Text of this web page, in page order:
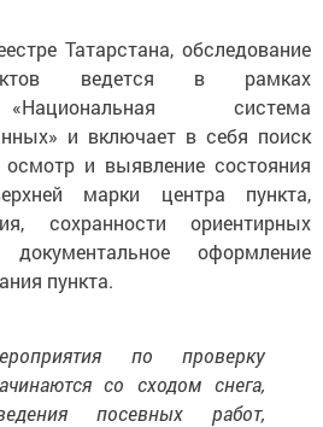
Татарстана, обследование
ведется в рамках
система
и включает в себя поиск
осмотр и выявление состояния
марки центра пункта,
сохранности ориентирных
оформление
пункта.
по проверку
со сходом снега,
посевных работ,